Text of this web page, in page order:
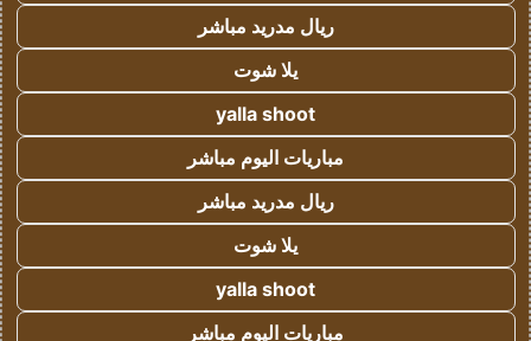
ريال مدريد مباشر
يلا شوت
yalla shoot
مباريات اليوم مباشر
ريال مدريد مباشر
يلا شوت
yalla shoot
مباريات اليوم مباشر